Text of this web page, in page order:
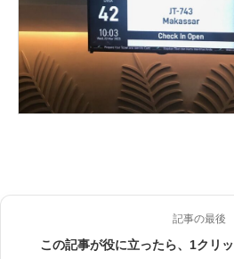
記事の最後
この記事が役に立ったら、1クリ